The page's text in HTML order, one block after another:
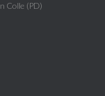
Colle (PD)